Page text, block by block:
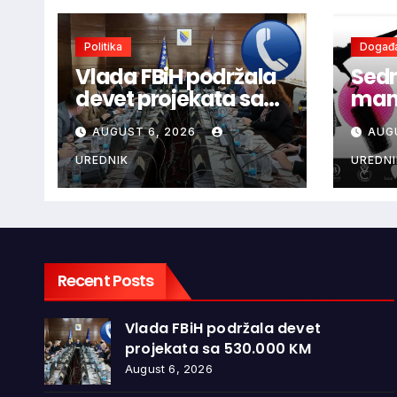
Politika
Vlada FBiH podržala
devet projekata sa
530.000 KM
AUGUST 6, 2026
UREDNIK
Recent Posts
Vlada FBiH podržala devet
projekata sa 530.000 KM
August 6, 2026